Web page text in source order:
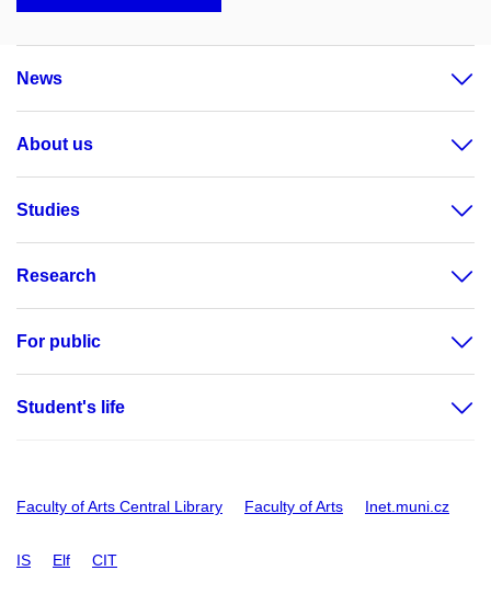
News
About us
Studies
Research
For public
Student's life
Faculty of Arts Central Library Faculty of Arts Inet.muni.cz
IS Elf CIT